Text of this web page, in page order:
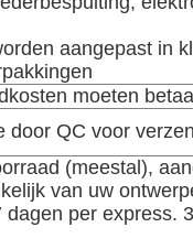
aangepast in
moeten
door QC voor
(meestal),
van uw
per express.